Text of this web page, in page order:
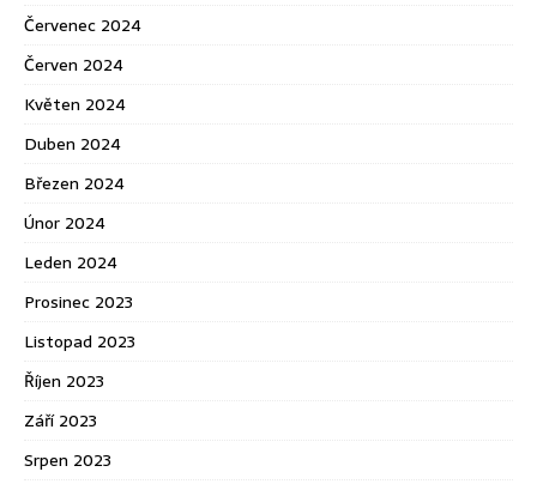
Červenec 2024
Červen 2024
Květen 2024
Duben 2024
Březen 2024
Únor 2024
Leden 2024
Prosinec 2023
Listopad 2023
Říjen 2023
Září 2023
Srpen 2023